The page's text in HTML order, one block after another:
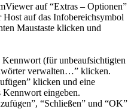
auf “Extras – Optionen”
auf das Infobereichsymbol
Maustaste klicken und
(für unbeaufsichtigten
verwalten…” klicken.
klicken und eine
Kennwort eingeben.
“Schließen” und “OK”